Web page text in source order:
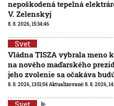
nepoškodená tepelná
V. Zelenskyj
8. 8. 2026, 15:34:46
Svet
Vládna TISZA vybrala meno
na nového maďarského
jeho zvolenie sa očakáva
8. 8. 2026, 13:51:54Aktualizované:8. 8. 2026,